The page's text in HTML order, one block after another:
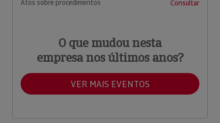
Atos sobre procedimentos
Consultar
O que mudou nesta
empresa nos últimos anos?
VER MAIS EVENTOS